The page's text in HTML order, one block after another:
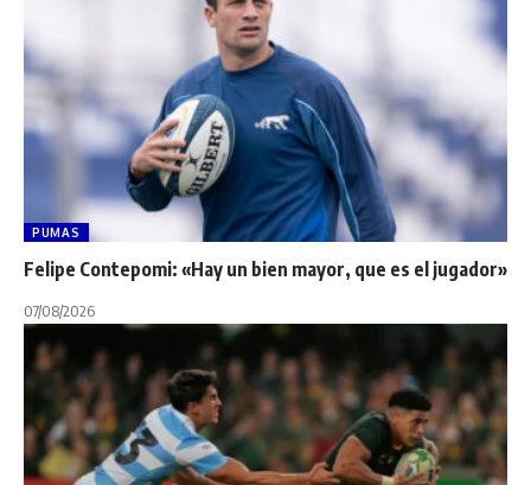
PUMAS
Felipe Contepomi: «Hay un bien mayor, que es el jugador»
07/08/2026